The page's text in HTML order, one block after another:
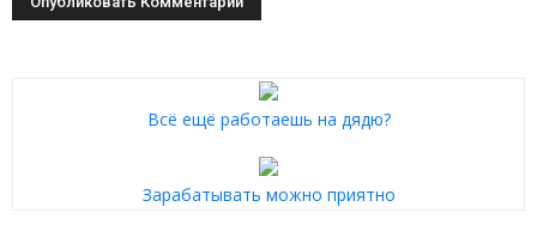
Всё ещё работаешь на дядю?
Зарабатывать можно приятно